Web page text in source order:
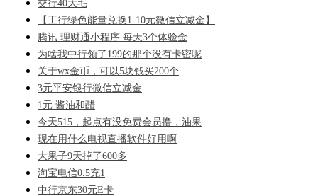
交行40大毛
【工行绿色能量兑换1-10元微信立减金】
腾讯 理财通小程序 每天3个体验金
为啥我中行领了199的那个没有卡密呢
关于wx金币，可以5块钱买200个
3元平安银行微信立减金
1元 酱油和醋
今天515，起点有没免费会员撸，油果
现在用什么电视直播软件好用啊
大果子9天掉了600多
淘宝电信0.5充1
中行京东30元E卡